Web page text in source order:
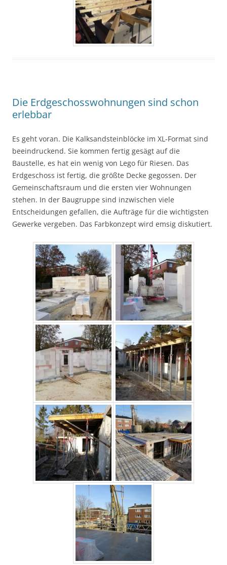
Die Erdgeschosswohnungen sind schon
erlebbar
Es geht voran. Die Kalksandsteinblöcke im XL-Format sind
beeindruckend. Sie kommen fertig gesägt auf die
Baustelle, es hat ein wenig von Lego für Riesen. Das
Erdgeschoss ist fertig, die größte Decke gegossen. Der
Gemeinschaftsraum und die ersten vier Wohnungen
stehen. In der Baugruppe sind inzwischen viele
Entscheidungen gefallen, die Aufträge für die wichtigsten
Gewerke vergeben. Das Farbkonzept wird emsig diskutiert.